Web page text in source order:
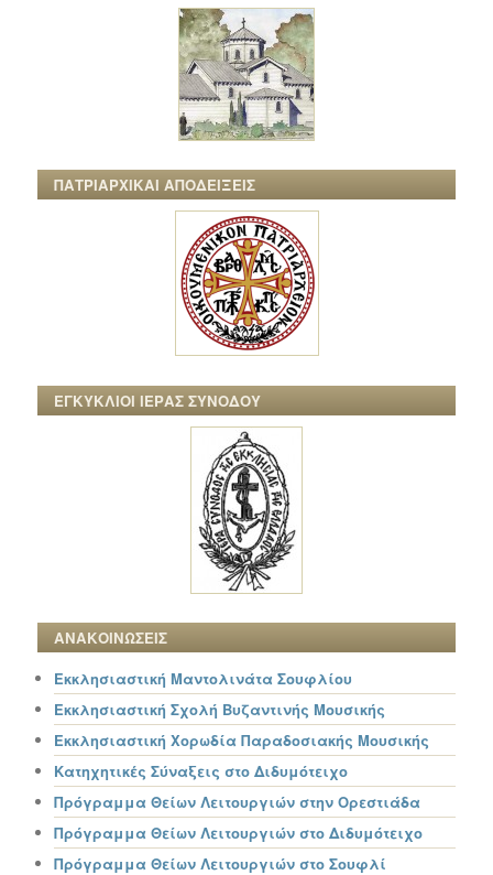
ΠΑΤΡΙΑΡΧΙΚΑΙ ΑΠΟΔΕΙΞΕΙΣ
ΕΓΚΥΚΛΙΟΙ ΙΕΡΑΣ ΣΥΝΟΔΟΥ
ΑΝΑΚΟΙΝΩΣΕΙΣ
Εκκλησιαστική Μαντολινάτα Σουφλίου
Εκκλησιαστική Σχολή Βυζαντινής Μουσικής
Εκκλησιαστική Χορωδία Παραδοσιακής Μουσικής
Κατηχητικές Σύναξεις στο Διδυμότειχο
Πρόγραμμα Θείων Λειτουργιών στην Ορεστιάδα
Πρόγραμμα Θείων Λειτουργιών στο Διδυμότειχο
Πρόγραμμα Θείων Λειτουργιών στο Σουφλί